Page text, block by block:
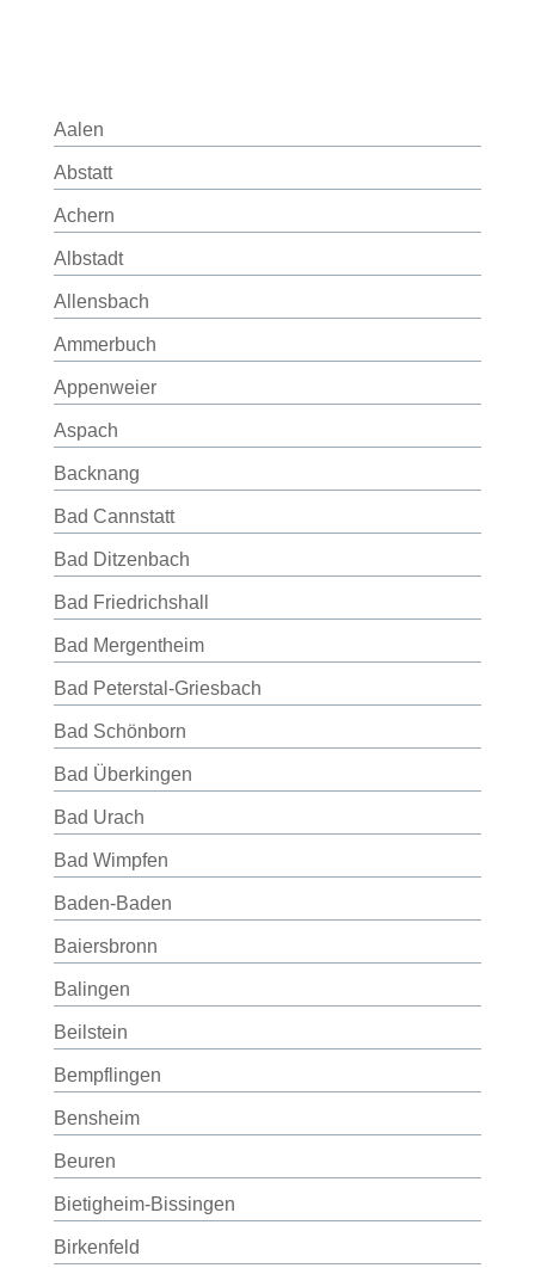
Aalen
Abstatt
Achern
Albstadt
Allensbach
Ammerbuch
Appenweier
Aspach
Backnang
Bad Cannstatt
Bad Ditzenbach
Bad Friedrichshall
Bad Mergentheim
Bad Peterstal-Griesbach
Bad Schönborn
Bad Überkingen
Bad Urach
Bad Wimpfen
Baden-Baden
Baiersbronn
Balingen
Beilstein
Bempflingen
Bensheim
Beuren
Bietigheim-Bissingen
Birkenfeld